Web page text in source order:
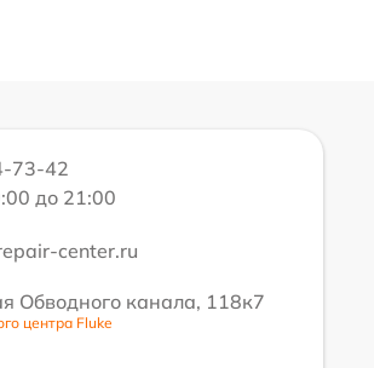
73-42
до 21:00
center.ru
Обводного канала, 118к7
центра Fluke